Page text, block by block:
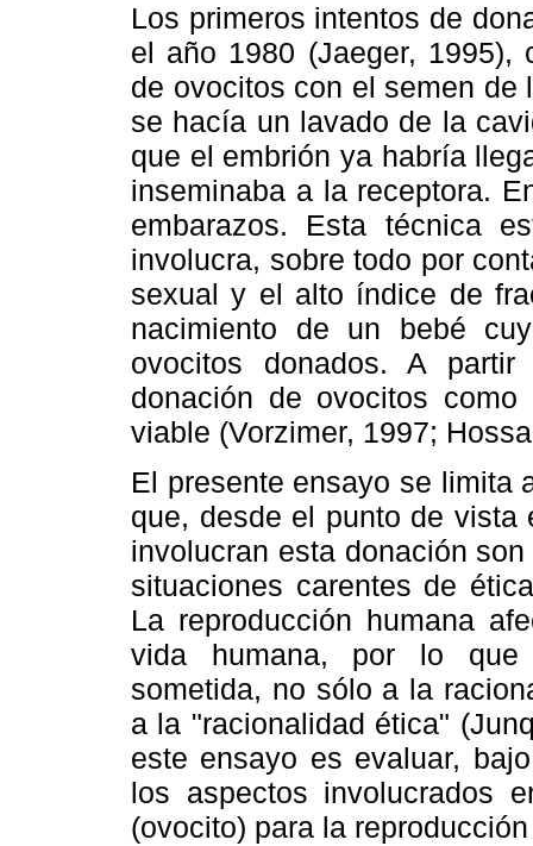
Los primeros intentos de
el año 1980 (Jaeger, 1995),
de ovocitos con el semen de
se hacía un lavado de la
que el embrión ya habría
inseminaba a la receptora.
embarazos. Esta técnica
involucra, sobre todo por
sexual y el alto índice de
nacimiento de un bebé
ovocitos donados. A
donación de ovocitos
viable (Vorzimer, 1997;
El presente ensayo se limita
que, desde el punto de vista
involucran esta donación
situaciones carentes de
La reproducción humana
vida humana, por lo que
sometida, no sólo a la
a la "racionalidad ética"
este ensayo es evaluar,
los aspectos involucrados
(ovocito) para la